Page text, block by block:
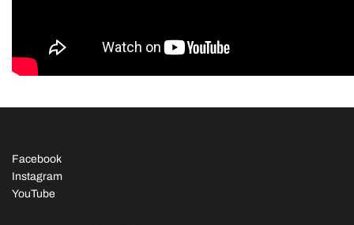
Facebook
Instagram
YouTube